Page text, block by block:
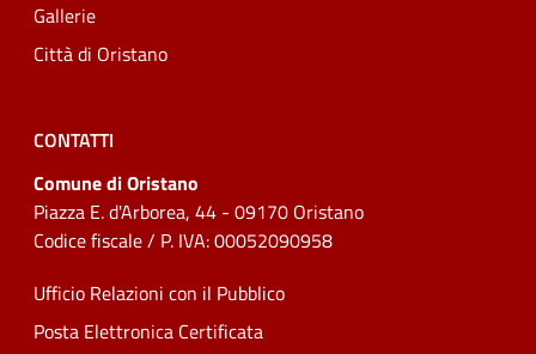
Gallerie
Città di Oristano
CONTATTI
Comune di Oristano
Piazza E. d'Arborea, 44 - 09170 Oristano
Codice fiscale / P. IVA: 00052090958
Ufficio Relazioni con il Pubblico
Posta Elettronica Certificata